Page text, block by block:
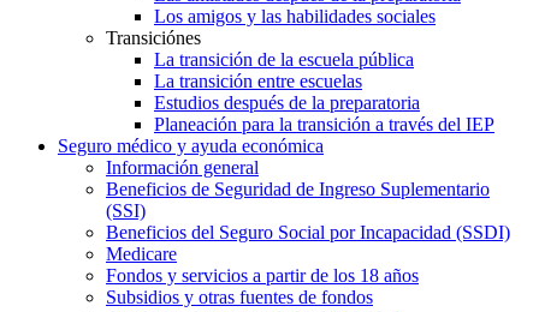
Los amigos y las habilidades sociales
Transiciónes
La transición de la escuela pública
La transición entre escuelas
Estudios después de la preparatoria
Planeación para la transición a través del IEP
Seguro médico y ayuda económica
Información general
Beneficios de Seguridad de Ingreso Suplementario
(SSI)
Beneficios del Seguro Social por Incapacidad (SSDI)
Medicare
Fondos y servicios a partir de los 18 años
Subsidios y otras fuentes de fondos